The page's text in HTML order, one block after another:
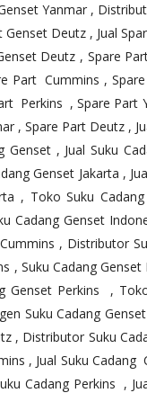
Yanmar ,
Deutz , Jual
Deutz , Spare
Part Cummins ,
Perkins , Spare
, Spare Part Deutz ,
, Jual Suku
Genset Jakarta ,
, Toko Suku
Cadang Genset
, Distributor
, Suku Cadang
Genset Perkins ,
Suku Cadang
, Distributor Suku
, Jual Suku
Cadang Perkins ,